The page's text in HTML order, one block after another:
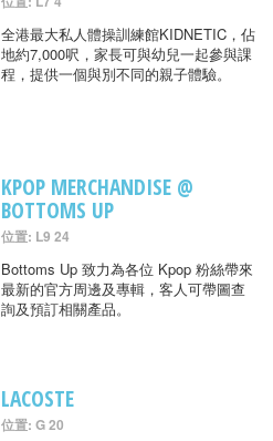
全港最大私人體操訓練館KIDNETIC，佔
地約7,000呎，家長可與幼兒一起參與課
程，提供一個與別不同的親子體驗。
KPOP MERCHANDISE @
BOTTOMS UP
位置: L9 24
Bottoms Up 致力為各位 Kpop 粉絲帶來
最新的官方周邊及專輯，客人可帶圖查
詢及預訂相關產品。
LACOSTE
位置: G 20